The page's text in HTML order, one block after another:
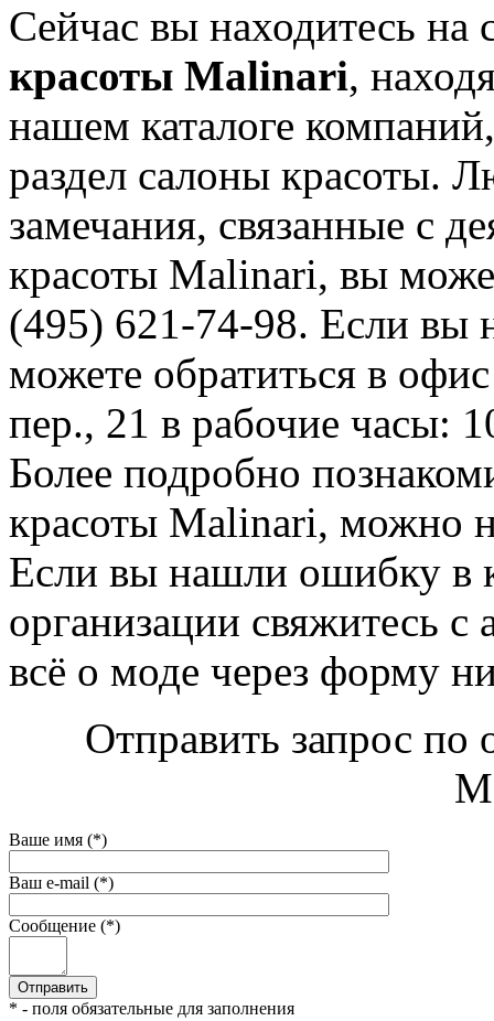
Сейчас вы находитесь на
красоты Malinari,
нашем каталоге
раздел салоны красоты.
замечания, связанные с
красоты Malinari, вы
(495) 621-74-98. Если вы
можете обратиться в
пер., 21 в рабочие часы:
Более подробно
красоты Malinari, можно
Если вы нашли ошибку в
организации свяжитесь
всё о моде через форму
Отправить запрос по
Ваше имя (*)
Ваш e-mail (*)
Сообщение (*)
* - поля обязательные для заполнения